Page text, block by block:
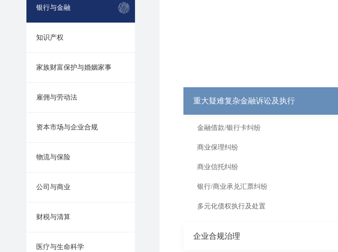
银行与金融
知识产权
家族财富保护与婚姻家事
雇佣与劳动法
资本市场与企业合规
物流与保险
公司与商业
财税与清算
医疗与生命科学
重大疑难复杂金融诉讼及执行
金融借款/银行卡纠纷
商业保理纠纷
商业信托纠纷
银行/商业承兑汇票纠纷
多元化债权执行及处置
企业合规治理